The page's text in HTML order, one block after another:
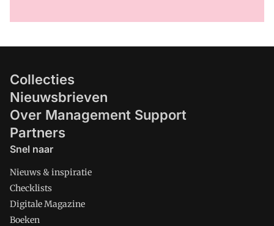
Collecties
Nieuwsbrieven
Over Management Support
Partners
Snel naar
Nieuws & inspiratie
Checklists
Digitale Magazine
Boeken